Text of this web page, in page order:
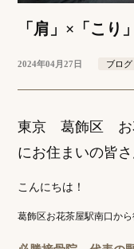
「肩」×「こり
2024年04月27日 ブログ
東京 葛飾区 お
にお住まいの皆
こんにちは！
葛飾区お花茶屋駅南口から